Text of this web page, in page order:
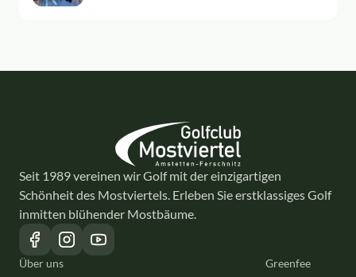
Seit 1989 vereinen wir Golf mit der einzigartigen
Schönheit des Mostviertels. Erleben Sie erstklassiges Golf
inmitten blühender Mostbäume.
Über uns Greenfee